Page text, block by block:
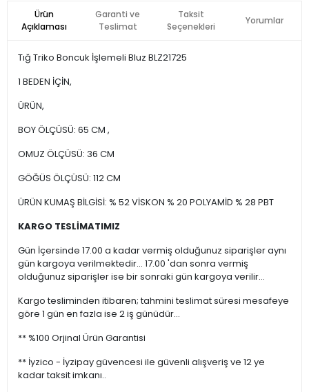
Ürün
Açıklaması
Garanti ve
Teslimat
Taksit
Seçenekleri
Yorumlar
Tığ Triko Boncuk İşlemeli Bluz BLZ21725
1 BEDEN İÇİN,
ÜRÜN,
BOY ÖLÇÜSÜ: 65 CM ,
OMUZ ÖLÇÜSÜ: 36 CM
GÖĞÜS ÖLÇÜSÜ: 112 CM
ÜRÜN KUMAŞ BİLGİSİ: % 52 VİSKON % 20 POLYAMİD % 28 PBT
KARGO TESLİMATIMIZ
Gün İçersinde 17.00 a kadar vermiş olduğunuz siparişler aynı
gün kargoya verilmektedir... 17.00 'dan sonra vermiş
olduğunuz siparişler ise bir sonraki gün kargoya verilir...
Kargo tesliminden itibaren; tahmini teslimat süresi mesafeye
göre 1 gün en fazla ise 2 iş günüdür...
** %100 Orjinal Ürün Garantisi
** İyzico - İyzipay güvencesi ile güvenli alışveriş ve 12 ye
kadar taksit imkanı..